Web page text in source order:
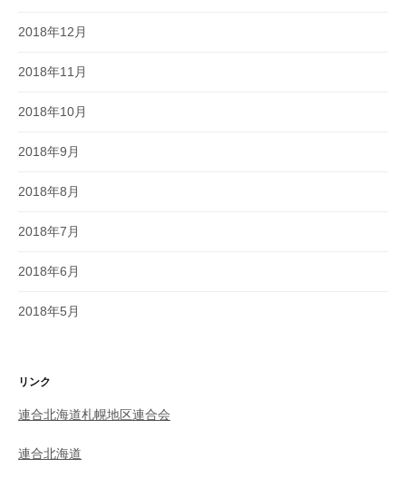
2018年12月
2018年11月
2018年10月
2018年9月
2018年8月
2018年7月
2018年6月
2018年5月
リンク
連合北海道札幌地区連合会
連合北海道